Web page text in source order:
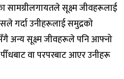
सामग्रीलगायतले सूक्ष्म जीवहरूलाई
गर्दा उनीहरूलाई समुद्रको
अन्य सूक्ष्म जीवहरूले पनि आफ्नो
वा परपरबाट आएर उनीहरू